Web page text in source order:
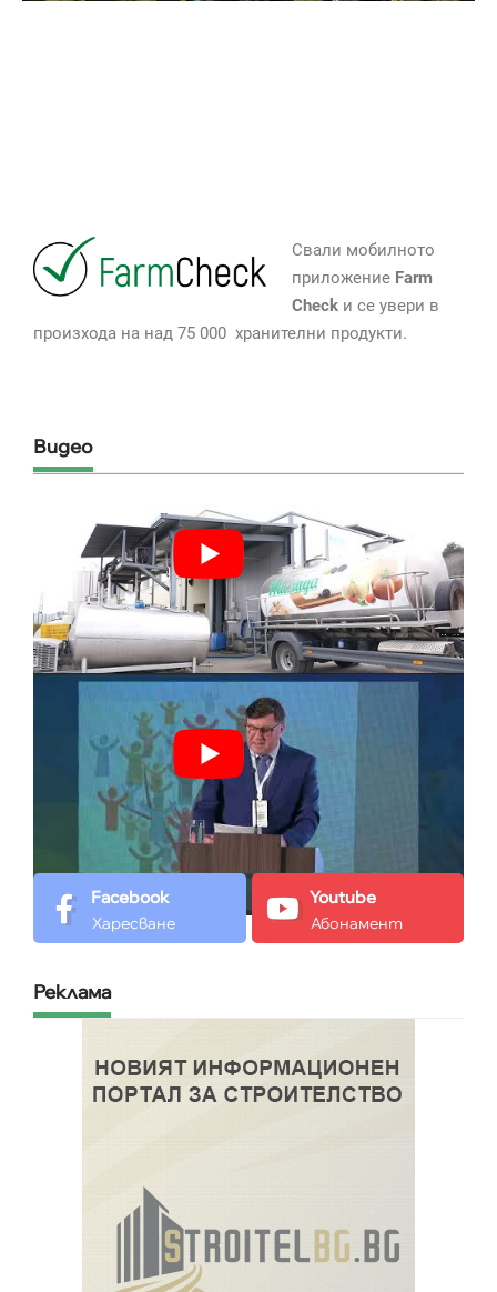
Свали мобилното
приложение Farm
Checkи се увери в
произхода на над 75 000 хранителни продукти.
Видео
Facebook
Харесване
Youtube
Абонамент
Реклама